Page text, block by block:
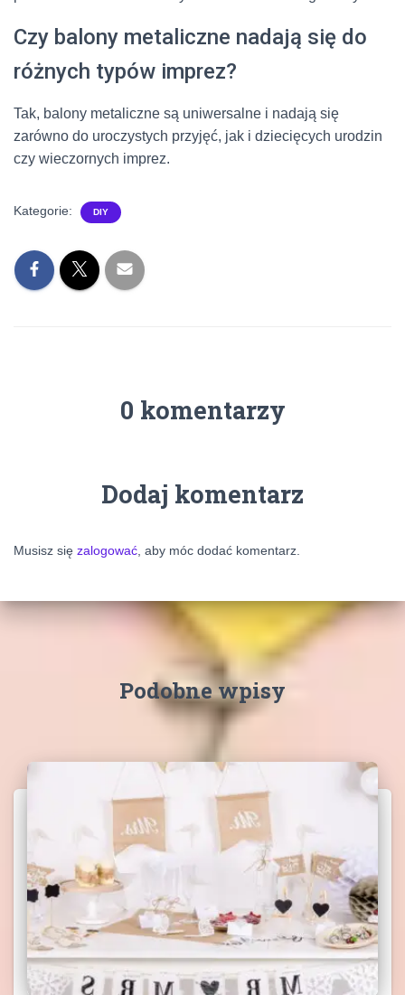
Czy balony metaliczne nadają się do
różnych typów imprez?
Tak, balony metaliczne są uniwersalne i nadają się
zarówno do uroczystych przyjęć, jak i dziecięcych urodzin
czy wieczornych imprez.
Kategorie: DIY
0 komentarzy
Dodaj komentarz
Musisz się zalogować , aby móc dodać komentarz.
Podobne wpisy